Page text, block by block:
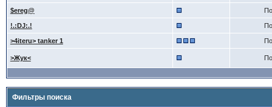
$ereg@
!.:DJ:.!
>4iteru> tanker 1
>Жук<
Фильтры поиска